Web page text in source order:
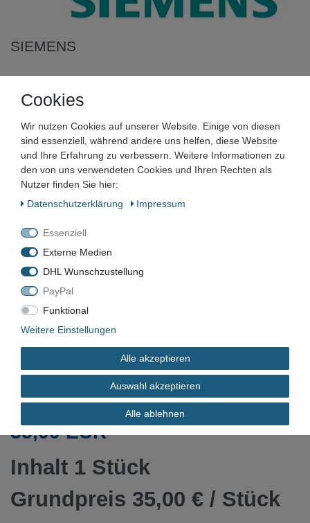
SIEMENS
Siemens SIMATIC S7 SM 321
6ES7 321-1BL00-0AA0
Digitaleingabe
VN-23391
Gebraucht
4025515060772
E-STAND
35,00 EUR*
Inhalt 1 Stück
Grundpreis 35,00 € / Stück
Cookies
Wir nutzen Cookies auf unserer Website. Einige von diesen
sind essenziell, während andere uns helfen, diese Website
und Ihre Erfahrung zu verbessern. Weitere Informationen zu
den von uns verwendeten Cookies und Ihren Rechten als
Nutzer finden Sie hier:
Daten­schutz­erklärung
Impressum
Essenziell
Externe Medien
DHL Wunschzustellung
PayPal
Funktional
Weitere Einstellungen
Alle akzeptieren
Auswahl akzeptieren
Alle ablehnen